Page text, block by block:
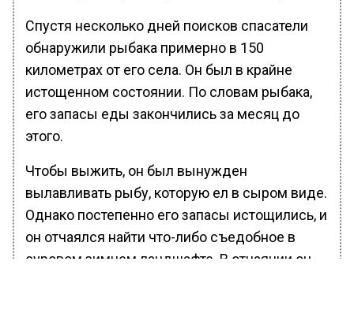
Спустя несколько дней поисков спасатели
обнаружили рыбака примерно в 150
километрах от его села. Он был в крайне
истощенном состоянии. По словам рыбака,
его запасы еды закончились за месяц до
этого.
Чтобы выжить, он был вынужден
вылавливать рыбу, которую ел в сыром виде.
Однако постепенно его запасы истощились, и
он отчаялся найти что-либо съедобное в
суровом зимнем ландшафте. В отчаянии он